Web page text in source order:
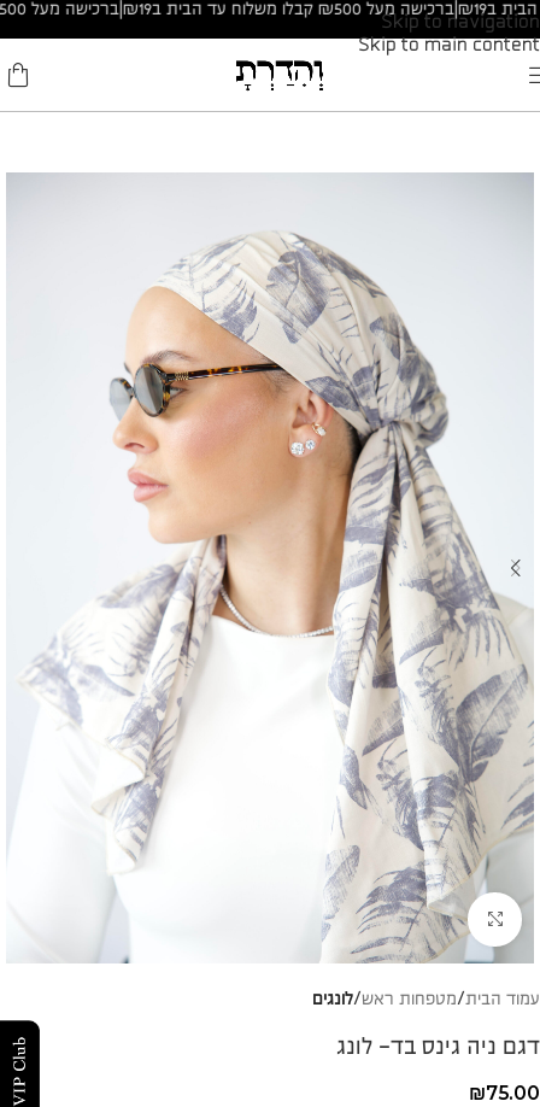
Skip to navigation
Skip to main content
ברכישה מעל ₪500 קבלו משלוח עד הבית ב₪19| ברכישה מעל ₪500 קבלו משלוח עד הבית ב₪19|
להגדלת התמונה
עמוד הבית מטפחות ראש לונגים
דגם ניה גינס בד- לונג
₪75.00